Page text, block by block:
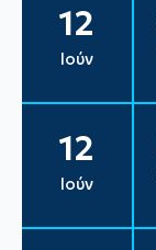
12
Ιούν
12
Ιούν